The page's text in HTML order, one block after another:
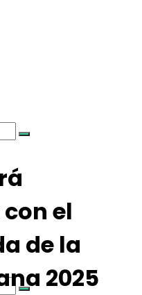
el
de la
2025